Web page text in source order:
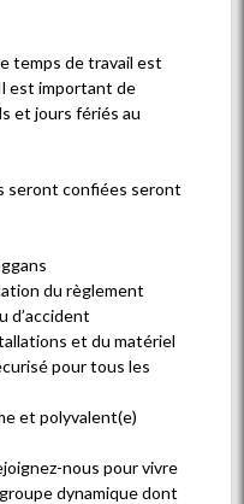
temps de travail est
est important de
et jours fériés au
seront confiées seront
du règlement
d’accident
et du matériel
pour tous les
et polyvalent(e)
nous pour vivre
dynamique dont